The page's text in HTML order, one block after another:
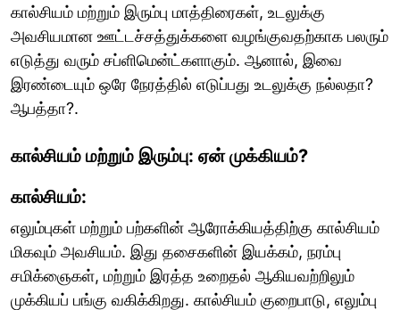
கால்சியம் மற்றும் இரும்பு மாத்திரைகள், உடலுக்கு
அவசியமான ஊட்டச்சத்துக்களை வழங்குவதற்காக பலரும்
எடுத்து வரும் சப்ளிமென்ட்களாகும். ஆனால், இவை
இரண்டையும் ஒரே நேரத்தில் எடுப்பது உடலுக்கு நல்லதா?
ஆபத்தா?.
கால்சியம் மற்றும் இரும்பு: ஏன் முக்கியம்?
கால்சியம்:
எலும்புகள் மற்றும் பற்களின் ஆரோக்கியத்திற்கு கால்சியம்
மிகவும் அவசியம். இது தசைகளின் இயக்கம், நரம்பு
சமிக்ஞைகள், மற்றும் இரத்த உறைதல் ஆகியவற்றிலும்
முக்கியப் பங்கு வகிக்கிறது. கால்சியம் குறைபாடு, எலும்பு